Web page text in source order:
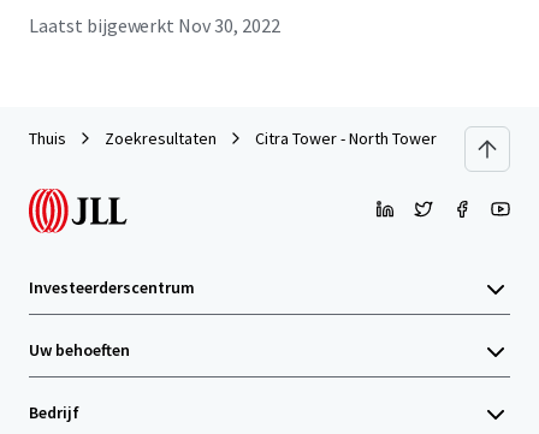
Laatst bijgewerkt Nov 30, 2022
Thuis Zoekresultaten Citra Tower - North Tower
Investeerderscentrum
Uw behoeften
Bedrijf